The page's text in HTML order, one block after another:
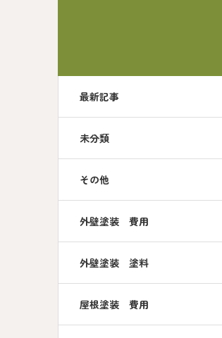
最新記事
未分類
その他
外壁塗装 費用
外壁塗装 塗料
屋根塗装 費用